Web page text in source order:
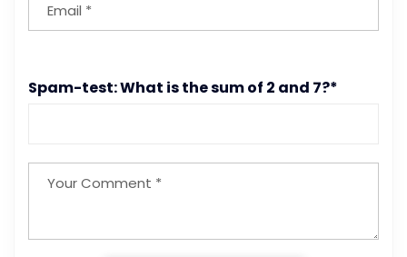
Spam-test: What is the sum of 2 and 7?*